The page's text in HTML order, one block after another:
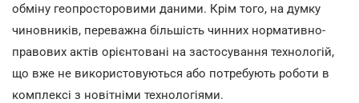
обміну геопросторовими даними. Крім того, на думку
чиновників, переважна більшість чинних нормативно-
правових актів орієнтовані на застосування технологій,
що вже не використовуються або потребують роботи в
комплексі з новітніми технологіями.